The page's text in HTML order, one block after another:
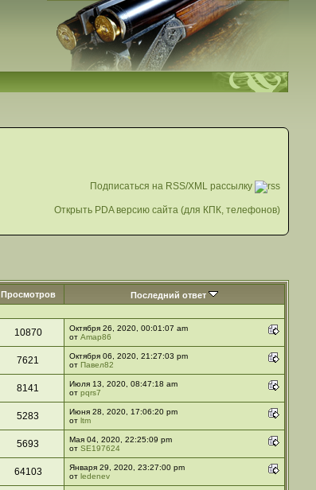
Подписаться на RSS/XML рассылку
Открыть PDA версию сайта (для КПК, телефонов)
Просмотров Последний ответ
10870
Октября 26, 2020, 00:01:07 am
от Amap86
7621
Октября 06, 2020, 21:27:03 pm
от Павел82
8141
Июля 13, 2020, 08:47:18 am
от pqrs7
5283
Июня 28, 2020, 17:06:20 pm
от ltm
5693
Мая 04, 2020, 22:25:09 pm
от SE197624
64103
Января 29, 2020, 23:27:00 pm
от ledenev